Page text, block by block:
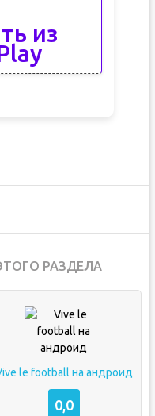
из
РАЗДЕЛА
le football на андроид
0,0